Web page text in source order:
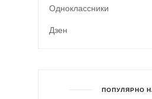
Одноклассники
Дзен
ПОПУЛЯРНО